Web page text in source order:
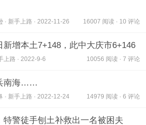
· 新手上路 · 2022-11-26 16007 阅读 · 10 评论
新增本土7+148，此中大庆市6+146
上路 · 2022-9-6 10056 阅读 · 7 评论
南海……
· 新手上路 · 2022-12-24 14979 阅读 · 6 评论
特警徒手刨土补救出一名被困夫